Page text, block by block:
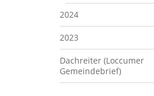
2024
2023
Dachreiter (Loccumer
Gemeindebrief)